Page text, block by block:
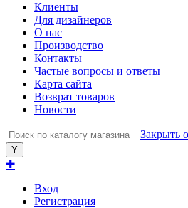
Клиенты
Для дизайнеров
О нас
Производство
Контакты
Частые вопросы и ответы
Карта сайта
Возврат товаров
Новости
Закрыть
✚
Вход
Регистрация